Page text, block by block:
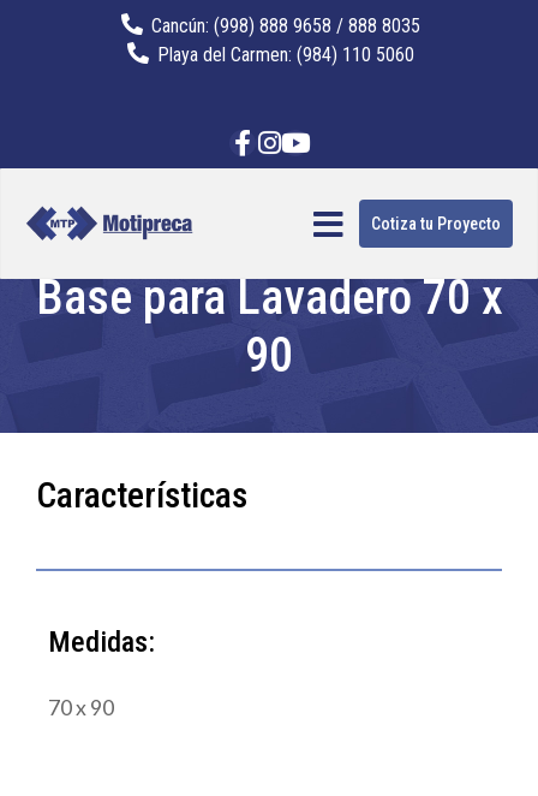
Cancún: (998) 888 9658 / 888 8035
Playa del Carmen: (984) 110 5060
Cotiza tu Proyecto
Base para Lavadero 70 x
90
Características
Medidas:
70 x 90